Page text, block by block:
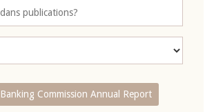
Banking Commission Annual Report